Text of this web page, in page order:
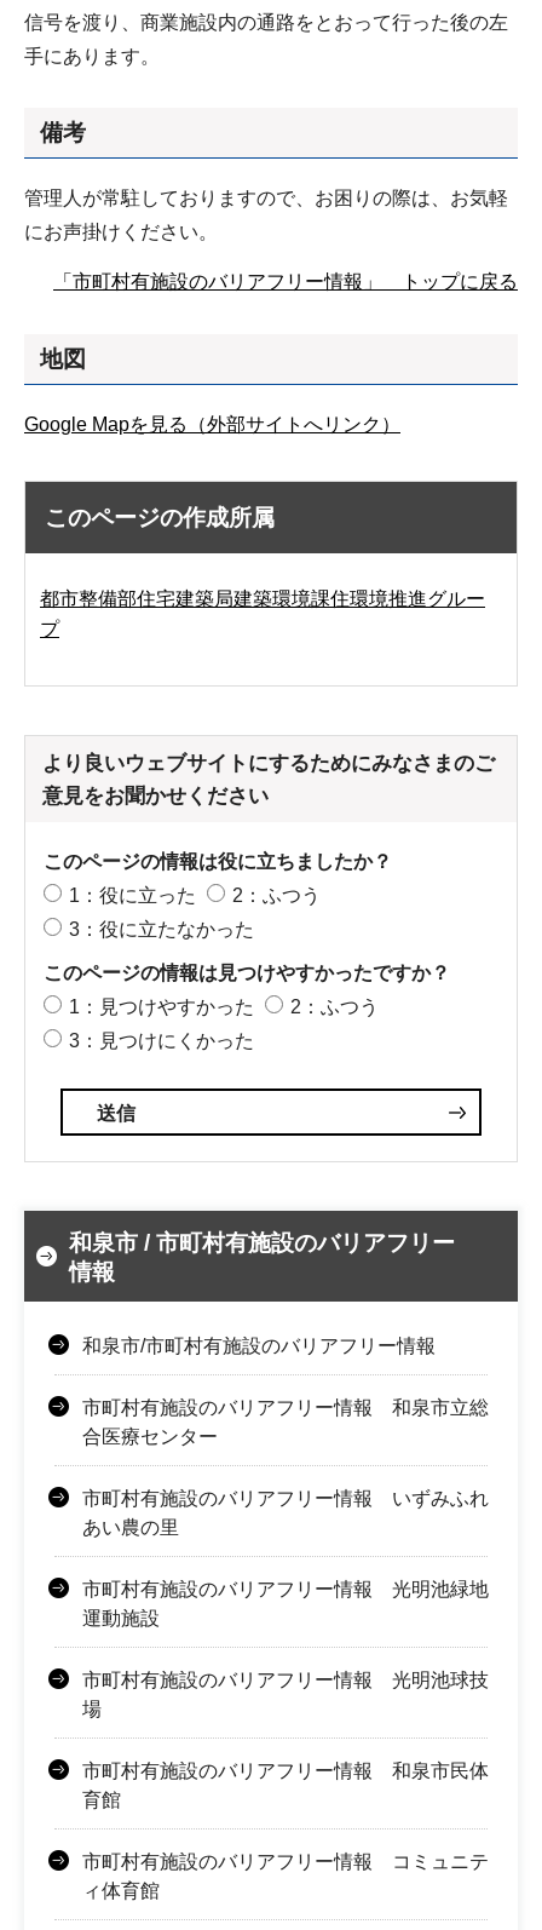
信号を渡り、商業施設内の通路をとおって行った後の左
手にあります。
備考
管理人が常駐しておりますので、お困りの際は、お気軽
にお声掛けください。
「市町村有施設のバリアフリー情報」 トップに戻る
地図
Google Mapを見る（外部サイトへリンク）
このページの作成所属
都市整備部住宅建築局建築環境課住環境推進グルー
プ
より良いウェブサイトにするためにみなさまのご
意見をお聞かせください
このページの情報は役に立ちましたか？
1：役に立った
2：ふつう
3：役に立たなかった
このページの情報は見つけやすかったですか？
1：見つけやすかった
2：ふつう
3：見つけにくかった
和泉市 / 市町村有施設のバリアフリー
情報
和泉市/市町村有施設のバリアフリー情報
市町村有施設のバリアフリー情報 和泉市立総
合医療センター
市町村有施設のバリアフリー情報 いずみふれ
あい農の里
市町村有施設のバリアフリー情報 光明池緑地
運動施設
市町村有施設のバリアフリー情報 光明池球技
場
市町村有施設のバリアフリー情報 和泉市民体
育館
市町村有施設のバリアフリー情報 コミュニテ
ィ体育館